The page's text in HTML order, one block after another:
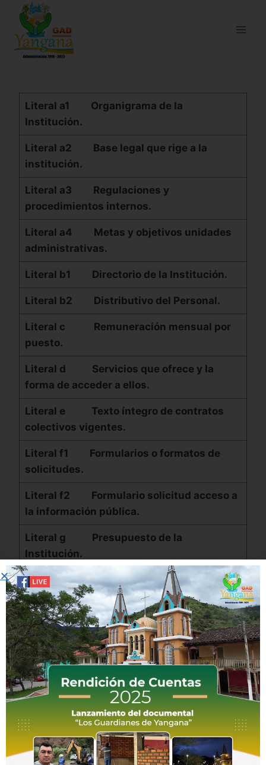
Literal a1 Organigrama de la
Institución.
Literal a2 Base legal que rige a la
institución.
Literal a3 Regulaciones y
procedimientos internos.
Literal a4 Metas y objetivos unidades
administrativas.
Literal b1 Directorio de la Institución.
Literal b2 Distributivo del Personal.
Literal c
Remuneración mensual por
puesto.
Literal d Servicios que ofrece y la
forma de acceder a ellos.
Literal e Texto íntegro de contratos
colectivos vigentes.
Literal f1 Formularios o formatos de
solicitudes.
Literal f2 Formulario solicitud acceso a
la información pública.
Literal g Presupuesto de la
Institución.
BALANCE DE
COMPROBACION.
CEDULA DE GASTOS
CEDULA DE INGRESOS
ESTADO EJECUCION
PRESUPUESTARIA.
ESTADO DE RESULTADOS
ESTADO SITUACION
FINANCIERA.